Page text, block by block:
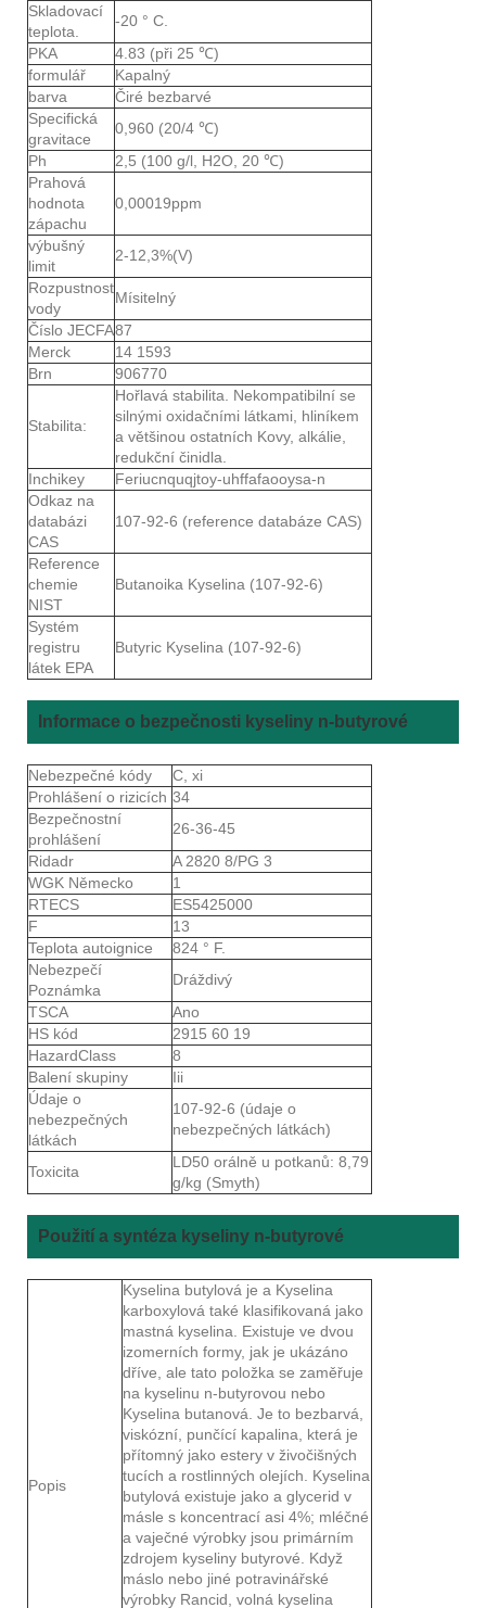
Skladovací
teplota.
-20 ° C.
PKA
4.83 (při 25 ℃)
formulář
Kapalný
barva
Čiré bezbarvé
Specifická
gravitace
0,960 (20/4 ℃)
Ph
2,5 (100 g/l, H2O, 20 ℃)
Prahová
hodnota
zápachu
0,00019ppm
výbušný
limit
2-12,3%(V)
Rozpustnost
vody
Mísitelný
Číslo JECFA87
Merck
14 1593
Brn
906770
Stabilita:
Hořlavá stabilita. Nekompatibilní se
silnými oxidačními látkami, hliníkem
a většinou ostatních Kovy, alkálie,
redukční činidla.
Inchikey
Feriucnquqjtoy-uhffafaooysa-n
Odkaz na
databázi
CAS
107-92-6 (reference databáze CAS)
Reference
chemie
NIST
Butanoika Kyselina (107-92-6)
Systém
registru
látek EPA
Butyric Kyselina (107-92-6)
Informace o bezpečnosti kyseliny n-butyrové
Nebezpečné kódy
C, xi
Prohlášení o rizicích 34
Bezpečnostní
prohlášení
26-36-45
Ridadr
A 2820 8/PG 3
WGK Německo
1
RTECS
ES5425000
F
13
Teplota autoignice
824 ° F.
Nebezpečí
Poznámka
Dráždivý
TSCA
Ano
HS kód
2915 60 19
HazardClass
8
Balení skupiny
Iii
Údaje o
nebezpečných
látkách
107-92-6 (údaje o
nebezpečných látkách)
Toxicita
LD50 orálně u potkanů: 8,79
g/kg (Smyth)
Použití a syntéza kyseliny n-butyrové
Popis
Kyselina butylová je a Kyselina
karboxylová také klasifikovaná jako
mastná kyselina. Existuje ve dvou
izomerních formy, jak je ukázáno
dříve, ale tato položka se zaměřuje
na kyselinu n-butyrovou nebo
Kyselina butanová. Je to bezbarvá,
viskózní, punčící kapalina, která je
přítomný jako estery v živočišných
tucích a rostlinných olejích. Kyselina
butylová existuje jako a glycerid v
másle s koncentrací asi 4%; mléčné
a vaječné výrobky jsou primárním
zdrojem kyseliny butyrové. Když
máslo nebo jiné potravinářské
výrobky Rancid, volná kyselina